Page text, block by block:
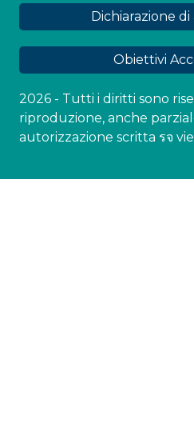
Dichiarazione di
Obiettivi
2026 - Tutti i diritti sono
riproduzione, anche
autorizzazione scritta รจ